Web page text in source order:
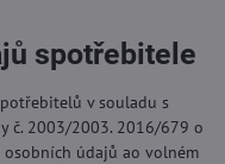
spotřebitele
v souladu s
č. 2003/2003. 2016/679 o
údajů ao volném